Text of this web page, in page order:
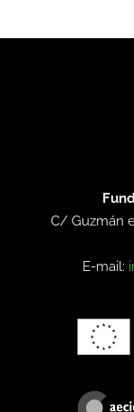
C/ Guzmán
E-mail: